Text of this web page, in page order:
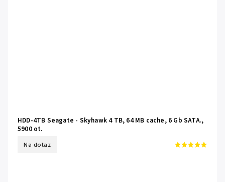
HDD-4TB Seagate - Skyhawk 4 TB, 64 MB cache, 6 Gb SATA.,
5900 ot.
Na dotaz